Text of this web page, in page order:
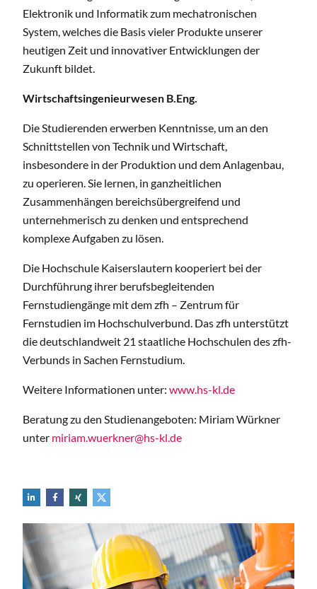
Elektronik und Informatik zum mechatronischen
System, welches die Basis vieler Produkte unserer
heutigen Zeit und innovativer Entwicklungen der
Zukunft bildet.
Wirtschaftsingenieurwesen B.Eng.
Die Studierenden erwerben Kenntnisse, um an den
Schnittstellen von Technik und Wirtschaft,
insbesondere in der Produktion und dem Anlagenbau,
zu operieren. Sie lernen, in ganzheitlichen
Zusammenhängen bereichsübergreifend und
unternehmerisch zu denken und entsprechend
komplexe Aufgaben zu lösen.
Die Hochschule Kaiserslautern kooperiert bei der
Durchführung ihrer berufsbegleitenden
Fernstudiengänge mit dem zfh – Zentrum für
Fernstudien im Hochschulverbund. Das zfh unterstützt
die deutschlandweit 21 staatliche Hochschulen des zfh-
Verbunds in Sachen Fernstudium.
Weitere Informationen unter: www.hs-kl.de
Beratung zu den Studienangeboten: Miriam Würkner
unter miriam.wuerkner@hs-kl.de